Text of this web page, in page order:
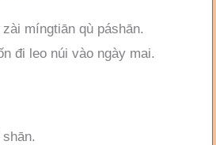
míngtiān qù páshān.
đi leo núi vào ngày mai.